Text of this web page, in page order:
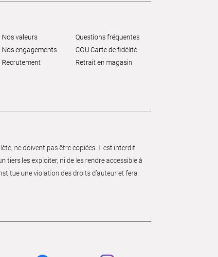
Nos valeurs
Nos engagements
Recrutement
Questions fréquentes
CGU Carte de fidélité
Retrait en magasin
ne doivent pas être copiées. Il est interdit
tiers les exploiter, ni de les rendre accessible à
une violation des droits d’auteur et fera